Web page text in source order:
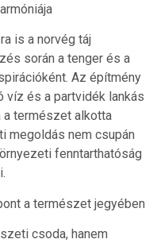
is a norvég táj
során a tenger és a
Az építmény
víz és a partvidék lankás
a természet alkotta
megoldás nem csupán
fenntarthatóság
a természet jegyében
csoda, hanem